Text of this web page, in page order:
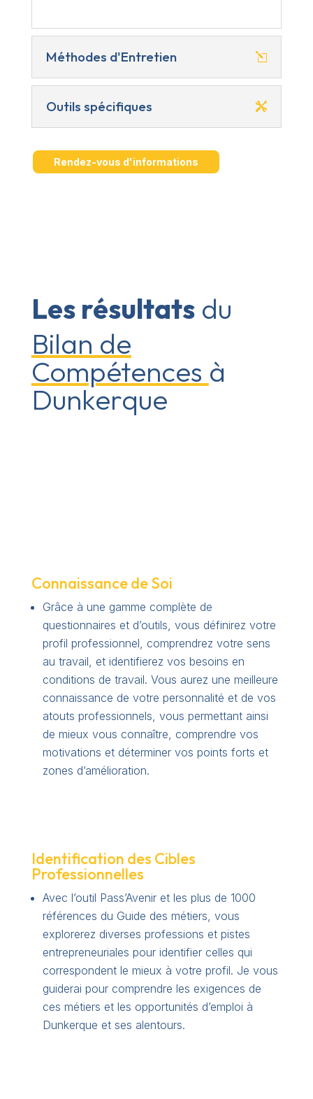
Méthodes d'Entretien
Outils spécifiques
Rendez-vous d'informations
Les résultatsdu
Bilan de
Compétences à
Dunkerque
Connaissance de Soi
Grâce à une gamme complète de
questionnaires et d’outils, vous définirez votre
profil professionnel, comprendrez votre sens
au travail, et identifierez vos besoins en
conditions de travail. Vous aurez une meilleure
connaissance de votre personnalité et de vos
atouts professionnels, vous permettant ainsi
de mieux vous connaître, comprendre vos
motivations et déterminer vos points forts et
zones d’amélioration.
Identification des Cibles
Professionnelles
Avec l’outil Pass’Avenir et les plus de 1000
références du Guide des métiers, vous
explorerez diverses professions et pistes
entrepreneuriales pour identifier celles qui
correspondent le mieux à votre profil. Je vous
guiderai pour comprendre les exigences de
ces métiers et les opportunités d’emploi à
Dunkerque et ses alentours.